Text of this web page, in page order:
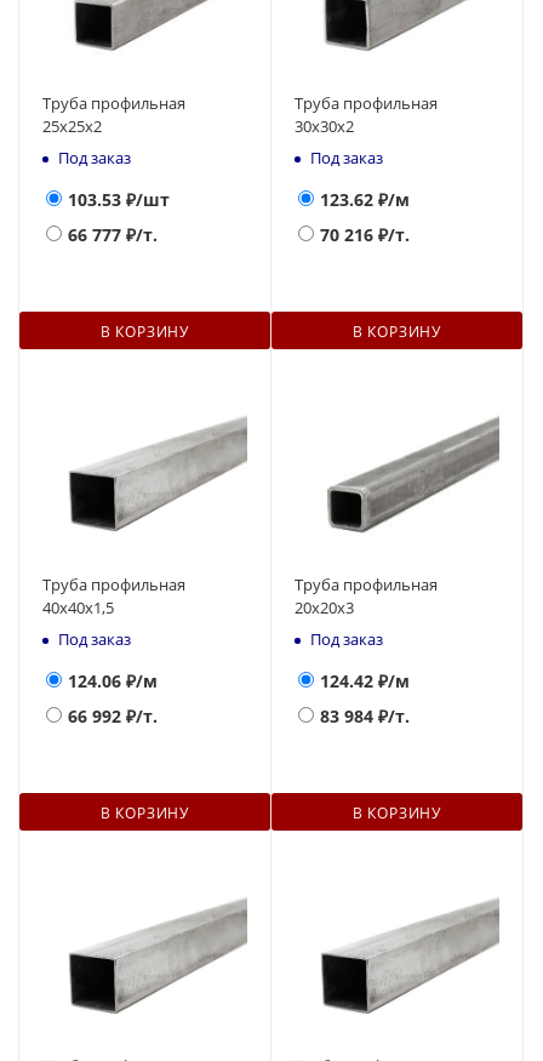
Труба профильная
25х25х2
Под заказ
103.53 ₽/шт
66 777 ₽/т.
В КОРЗИНУ
Труба профильная
30х30х2
Под заказ
123.62 ₽/м
70 216 ₽/т.
В КОРЗИНУ
Труба профильная
40х40х1,5
Под заказ
124.06 ₽/м
66 992 ₽/т.
В КОРЗИНУ
Труба профильная
20х20х3
Под заказ
124.42 ₽/м
83 984 ₽/т.
В КОРЗИНУ